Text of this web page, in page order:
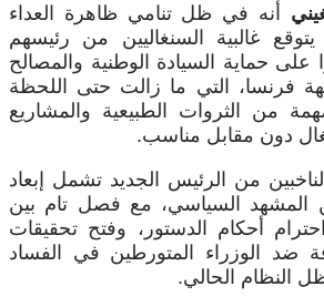
أنه في ظل تنامي ظاهرة العداء
غالبية السنغاليين من رئيسهم
على حماية السيادة الوطنية والمصالح
فرنسا، التي ما زالت حتى اللحظة
من الثروات الطبيعية والمشاريع
دون مقابل مناسب.
من الرئيس الجديد تشمل إبعاد
المشهد السياسي، مع فصل تام بين
أحكام الدستور، وفتح تحقيقات
ضد الوزراء المتورطين في الفساد
النظام الحالي.